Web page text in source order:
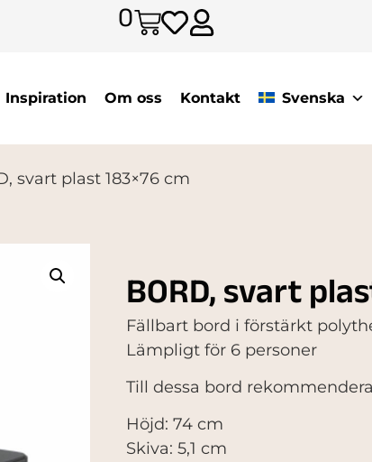
0
Inspiration Om oss Kontakt Svenska
svart plast 183×76 cm
BORD, svart
Fällbart bord i förstärkt
Lämpligt för 6 personer
Till dessa bord
Höjd: 74 cm
Skiva: 5,1 cm